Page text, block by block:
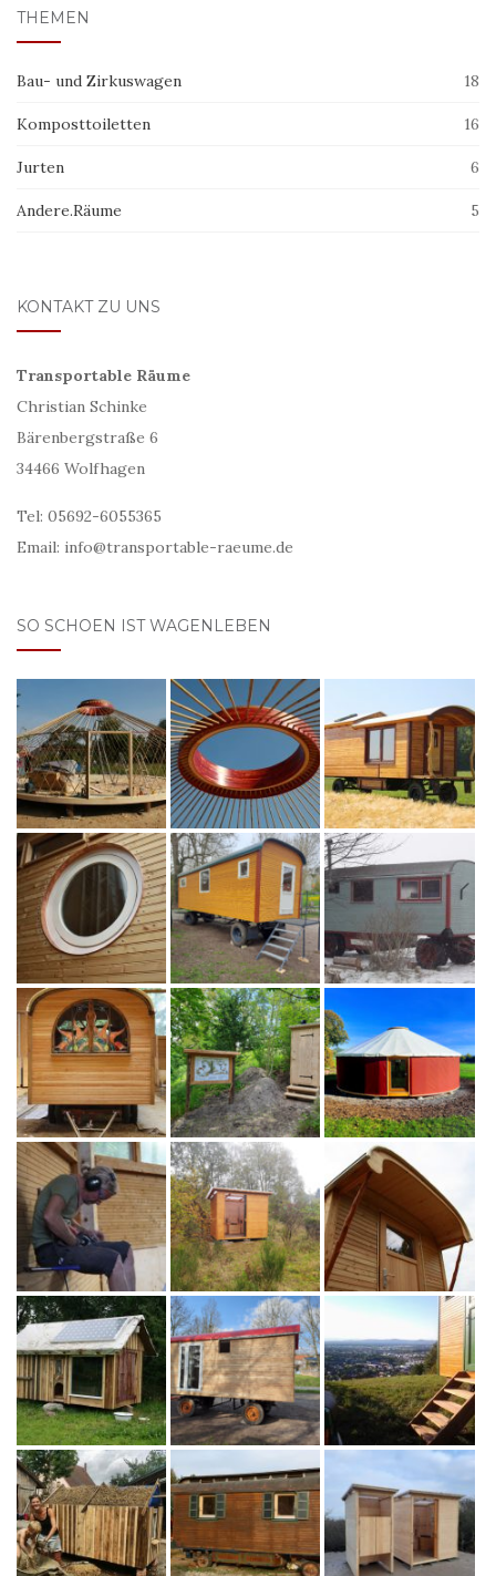
THEMEN
Bau- und Zirkuswagen 18
Komposttoiletten 16
Jurten 6
Andere.Räume 5
KONTAKT ZU UNS
Transportable Räume
Christian Schinke
Bärenbergstraße 6
34466 Wolfhagen
Tel: 05692-6055365
Email: info@transportable-raeume.de
SO SCHOEN IST WAGENLEBEN